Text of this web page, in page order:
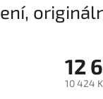
12
10 424